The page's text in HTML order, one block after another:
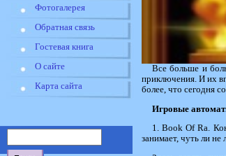
Фотогалерея
Обратная связь
Гостевая книга
О сайте
Карта сайта
Все больше и
приключения. И их
более, что сегодня
Игровые
1. Book Of Ra.
занимает, чуть ли